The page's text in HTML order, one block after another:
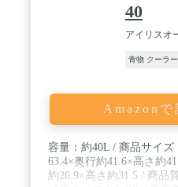
40
アイリスオ
青物 クーラ
Amazonで
容量：約40L / 商品サイズ
63.4×奥行約41.6×高さ約
約26.9×高さ約31.5 / 商品